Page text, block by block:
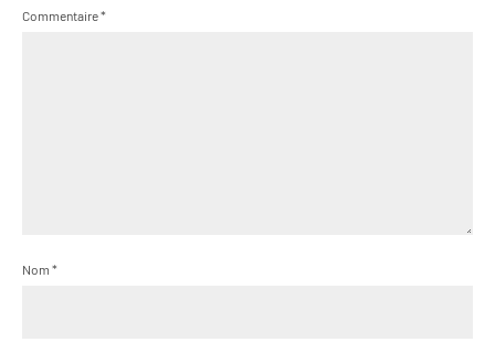
Commentaire*
Nom *